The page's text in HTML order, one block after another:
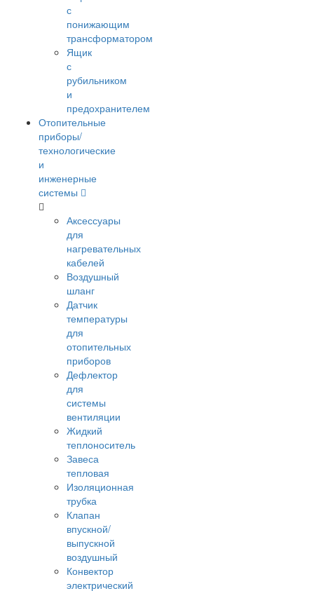
с
понижающим
трансформатором
Ящик
с
рубильником
и
предохранителем
Отопительные
приборы/
технологические
и
инженерные
системы
Аксессуары
для
нагревательных
кабелей
Воздушный
шланг
Датчик
температуры
для
отопительных
приборов
Дефлектор
для
системы
вентиляции
Жидкий
теплоноситель
Завеса
тепловая
Изоляционная
трубка
Клапан
впускной/
выпускной
воздушный
Конвектор
электрический